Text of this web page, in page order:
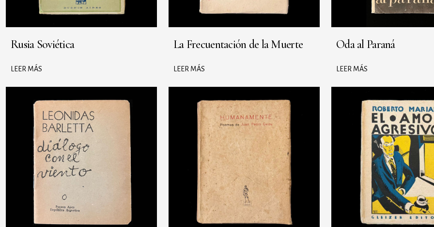
Rusia Soviética
LEER MÁS
La Frecuentación de la Muerte
LEER MÁS
Oda al Paraná
LEER MÁS